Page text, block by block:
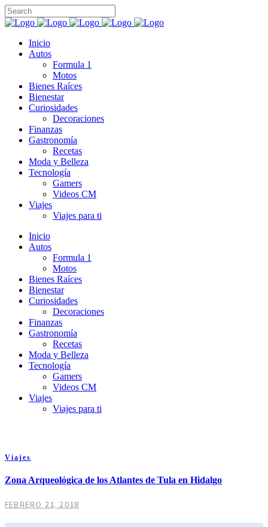
Inicio
Autos
Formula 1
Motos
Bienes Raíces
Bienestar
Curiosidades
Decoraciones
Finanzas
Gastronomía
Recetas
Moda y Belleza
Tecnología
Gamers
Videos CM
Viajes
Viajes para ti
Inicio
Autos
Formula 1
Motos
Bienes Raíces
Bienestar
Curiosidades
Decoraciones
Finanzas
Gastronomía
Recetas
Moda y Belleza
Tecnología
Gamers
Videos CM
Viajes
Viajes para ti
Viajes
Zona Arqueológica de los Atlantes de Tula en Hidalgo
FEBRERO 21, 2018